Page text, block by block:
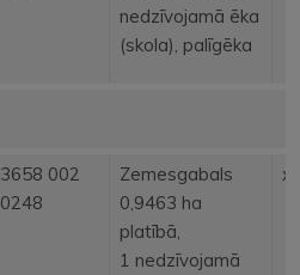
nedzīvojamā ēka
(skola), palīgēka
3658 002
0248
Zemesgabals
0,9463 ha
platībā,
1 nedzīvojamā
x